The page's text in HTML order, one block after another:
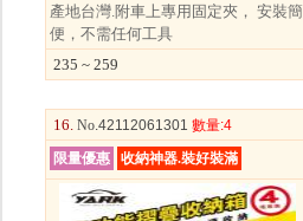
產地台灣.附車上專用固定夾， 安裝簡
便，不需任何工具
235 ~ 259
16. No.42112061301 數量:4
限量優惠
收納神器.裝好裝滿